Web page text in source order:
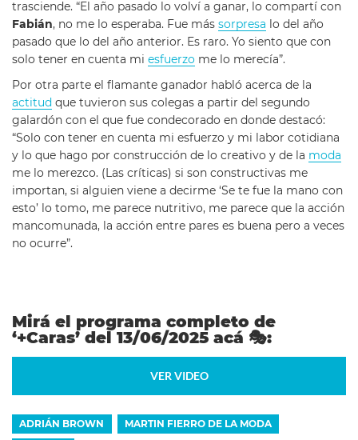
trasciende. “El año pasado lo volví a ganar, lo compartí con
Fabián, no me lo esperaba. Fue más sorpresa lo del año
pasado que lo del año anterior. Es raro. Yo siento que con
solo tener en cuenta mi esfuerzo me lo merecía”.
Por otra parte el flamante ganador habló acerca de la
actitud que tuvieron sus colegas a partir del segundo
galardón con el que fue condecorado en donde destacó:
“Solo con tener en cuenta mi esfuerzo y mi labor cotidiana
y lo que hago por construcción de lo creativo y de la moda
me lo merezco. (Las críticas) si son constructivas me
importan, si alguien viene a decirme ‘Se te fue la mano con
esto’ lo tomo, me parece nutritivo, me parece que la acción
mancomunada, la acción entre pares es buena pero a veces
no ocurre”.
Mirá el programa completo de
‘+Caras’ del 13/06/2025 acá 🎭:
VER VIDEO
ADRIÁN BROWN MARTIN FIERRO DE LA MODA